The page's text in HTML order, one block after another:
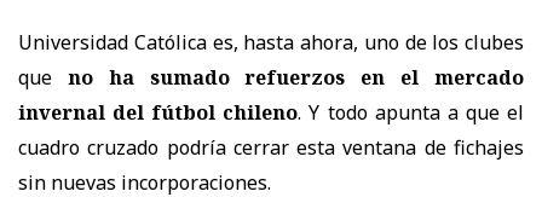
Universidad Católica es, hasta ahora, uno de los clubes
que no ha sumado refuerzos en el mercado
invernal del fútbol chileno. Y todo apunta a que el
cuadro cruzado podría cerrar esta ventana de fichajes
sin nuevas incorporaciones.